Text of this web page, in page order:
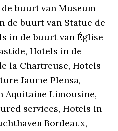
buurt van Museum
de buurt van Statue de
in de buurt van Église
Hotels in de
la Chartreuse, Hotels
Jaume Plensa,
Aquitaine Limousine,
services, Hotels in
Bordeaux,